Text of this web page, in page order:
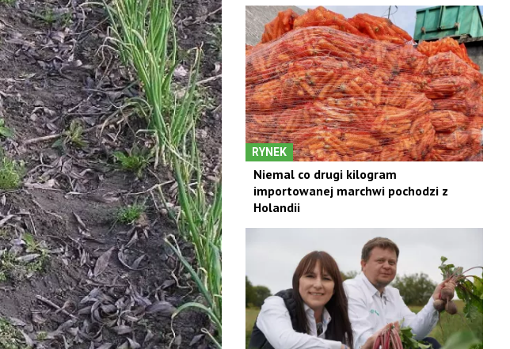
RYNEK
Niemal co drugi kilogram
importowanej marchwi pochodzi z
Holandii